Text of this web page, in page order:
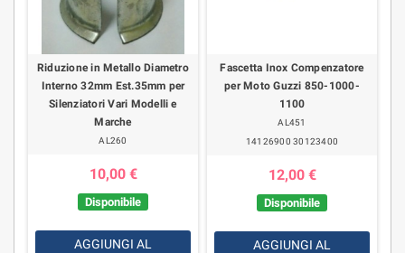
Riduzione in Metallo Diametro
Interno 32mm Est.35mm per
Silenziatori Vari Modelli e
Marche
AL260
10,00 €
Disponibile
AGGIUNGI AL
Fascetta Inox Compenzatore
per Moto Guzzi 850-1000-
1100
AL451
14126900 30123400
12,00 €
Disponibile
AGGIUNGI AL